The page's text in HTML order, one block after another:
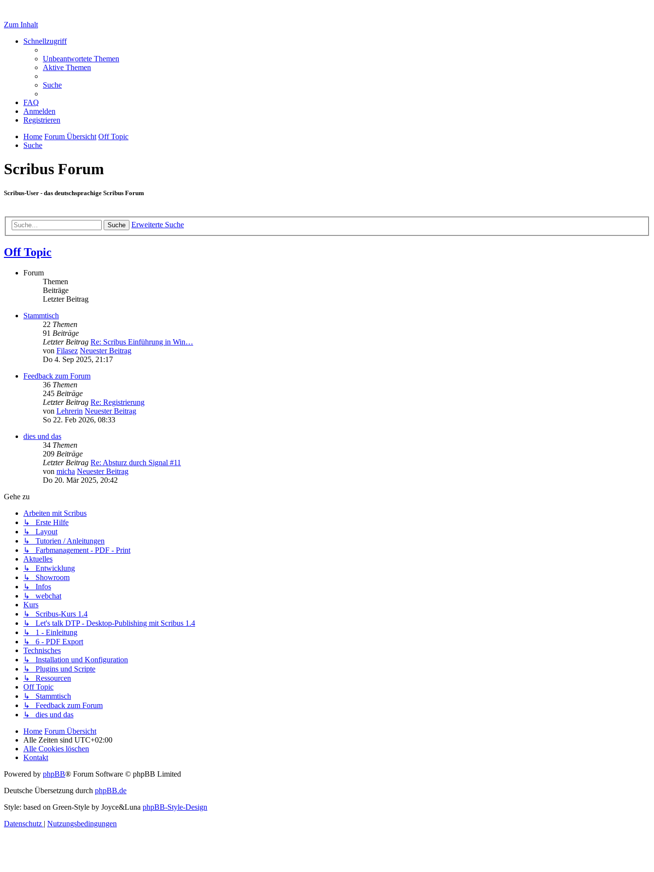
Zum Inhalt
Schnellzugriff
Unbeantwortete Themen
Aktive Themen
Suche
FAQ
Anmelden
Registrieren
Home Forum Übersicht Off Topic
Suche
Scribus Forum
Scribus-User - das deutschsprachige Scribus Forum
Suche Erweiterte Suche
Off Topic
Forum
Themen
Beiträge
Letzter Beitrag
Stammtisch
22 Themen
91 Beiträge
Letzter Beitrag Re: Scribus Einführung in Win…
von Filasez Neuester Beitrag
Do 4. Sep 2025, 21:17
Feedback zum Forum
36 Themen
245 Beiträge
Letzter Beitrag Re: Registrierung
von Lehrerin Neuester Beitrag
So 22. Feb 2026, 08:33
dies und das
34 Themen
209 Beiträge
Letzter Beitrag Re: Absturz durch Signal #11
von micha Neuester Beitrag
Do 20. Mär 2025, 20:42
Gehe zu
Arbeiten mit Scribus
↳ Erste Hilfe
↳ Layout
↳ Tutorien / Anleitungen
↳ Farbmanagement - PDF - Print
Aktuelles
↳ Entwicklung
↳ Showroom
↳ Infos
↳ webchat
Kurs
↳ Scribus-Kurs 1.4
↳ Let's talk DTP - Desktop-Publishing mit Scribus 1.4
↳ 1 - Einleitung
↳ 6 - PDF Export
Technisches
↳ Installation und Konfiguration
↳ Plugins und Scripte
↳ Ressourcen
Off Topic
↳ Stammtisch
↳ Feedback zum Forum
↳ dies und das
Home Forum Übersicht
Alle Zeiten sind UTC+02:00
Alle Cookies löschen
Kontakt
Powered by phpBB® Forum Software © phpBB Limited
Deutsche Übersetzung durch phpBB.de
Style: based on Green-Style by Joyce&Luna phpBB-Style-Design
Datenschutz | Nutzungsbedingungen